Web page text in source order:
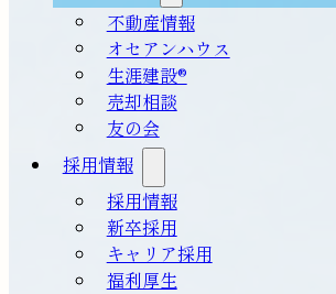
不動産情報
オセアンハウス
生涯建設®
売却相談
友の会
採用情報
採用情報
新卒採用
キャリア採用
福利厚生